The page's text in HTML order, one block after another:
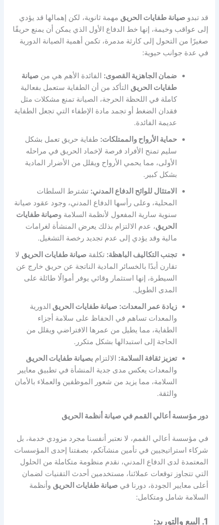
قد تبدو صيانة طفايات الحريق مهمة ثانوية، لكن إهمالها قد يؤدي
إلى عواقب وخيمة، إنها خط الدفاع الأول الذي يمكن أن يمنع حريقًا
صغيرًا من التحول إلى كارثة مدمرة، تكمن أهمية الصيانة الدورية
في عدة جوانب حيوية:
ضمان الجاهزية القصوى: الفائدة الأهم هي من صيانة
طفايات الحريق التأكد من أن الطفاية ستعمل بفعالية
كاملة في اللحظة الحرجة، الصيانة تمنع مشكلات مثل
فقدان الضغط أو تجمد مادة الإطفاء التي تجعل الطفاية
عديمة الفائدة.
حماية الأرواح والممتلكات: طفاية حريق تعمل بشكل
سليم تمنح الأفراد فرصة لإخماد الحريق في مراحله
الأولى، مما يحمي الأرواح ويقلل من الأضرار المادية
بشكل كبير.
الامتثال للوائح الدفاع المدني: تشترط السلطات
المحلية، وعلى رأسها الدفاع المدني، وجود عقود صيانة
سنوية سارية المفعول لأنظمة السلامة وصيانة طفايات
الحريق، عدم الالتزام بذلك يعرض المنشأة لغرامات
مالية وقد يؤدي إلى عدم تجديد رخصة التشغيل.
تجنب التكاليف الباهظة: تكلفة صيانة طفايات الحريق لا
تقارن أبدًا بالخسائر المادية الناتجة عن حريق خارج عن
السيطرة، إنها استثمار وقائي يوفر أموالًا طائلة على
المدى الطويل.
زيادة عمر المعدات: صيانة طفايات الحريق الدورية
والمعدات تساهم في الحفاظ على سلامة أجزاء
الطفاية، مما يطيل من عمرها الافتراضي ويقلل من
الحاجة إلى استبدالها بشكل متكرر.
تعزيز ثقافة السلامة: الالتزامبصيانة طفايات الحريق
والمعدات يعكس مدى جدية المنشأة في تطبيق معايير
السلامة، مما يزيد من شعور الموظفين والعملاء بالأمان
والثقة.
دور مؤسسة أعالي القمم في صيانة أنظمة الحريق
في مؤسسة أعالي القمم، لا نعتبر أنفسنا مجرد مزودي خدمة، بل
شركاء استراتيجيين في تأمين منشآتكم، بصفتنا إحدى المؤسسات
المعتمدة لدى الدفاع المدني، نقدم منظومة متكاملة من الحلول
التي تتجاوز توقعات عملائنا، مستخدمين أحدث التقنيات لضمان
أعلى معايير الجودة، دورنا في صيانة طفايات الحريق وأنظمة
السلامة شامل ومتكامل:
1. البيع والتوريد: